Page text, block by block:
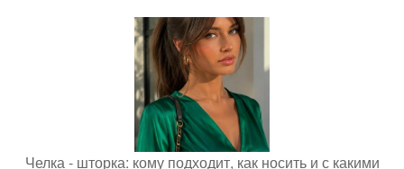
Челка - шторка: кому подходит, как носить и с какими